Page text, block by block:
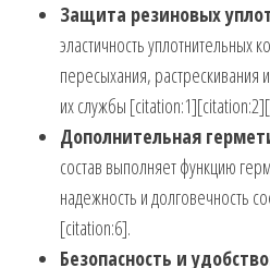
Защита резиновых
эластичность уплотнительных
пересыхания, растрескивания
их службы
Дополнительная
состав выполняет функцию
надежность и долговечность
[citation:6].
Безопасность и